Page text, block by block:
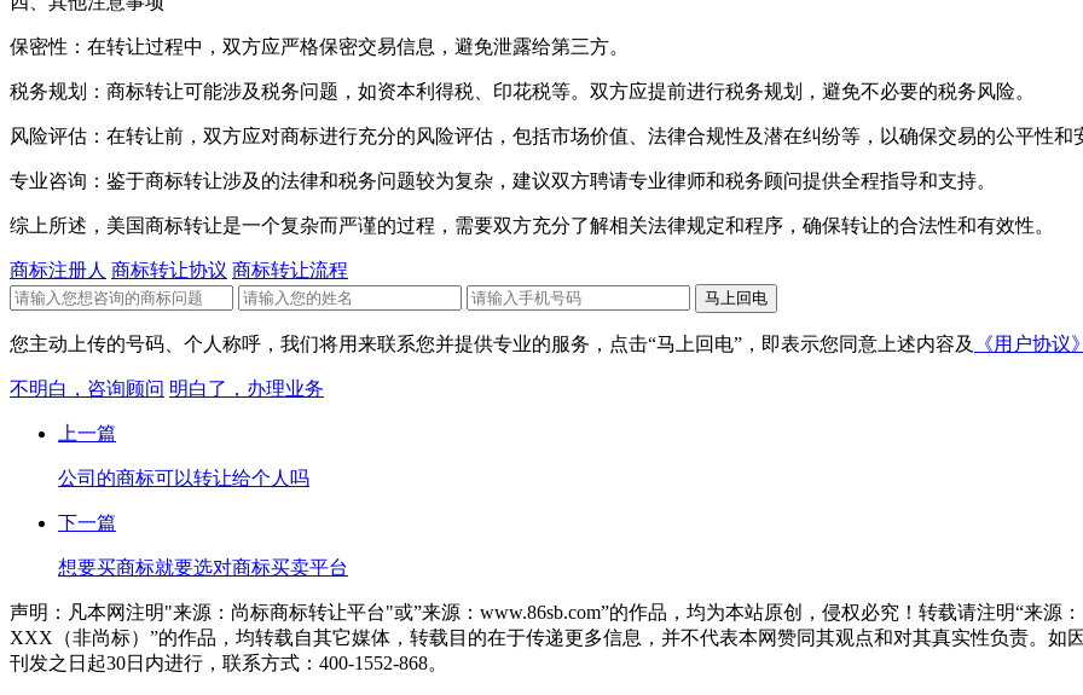
保密性：在转让过程中，双方应严格保密交易信息，避免泄露给第三方。
税务规划：商标转让可能涉及税务问题，如资本利得税、印花税等。双方应提前进行税务规划，避免不必要的税务风险。
风险评估：在转让前，双方应对商标进行充分的风险评估，包括市场价值、法律合规性及潜在纠纷等，以确保交易的公平性和
专业咨询：鉴于商标转让涉及的法律和税务问题较为复杂，建议双方聘请专业律师和税务顾问提供全程指导和支持。
综上所述，美国商标转让是一个复杂而严谨的过程，需要双方充分了解相关法律规定和程序，确保转让的合法性和有效性。
商标注册人 商标转让协议 商标转让流程
您主动上传的号码、个人称呼，我们将用来联系您并提供专业的服务，点击“马上回电”，即表示您同意上述内容及 《用户协议
不明白，咨询顾问 明白了，办理业务
上一篇
公司的商标可以转让给个人吗
下一篇
想要买商标就要选对商标买卖平台
声明：凡本网注明"来源：尚标商标转让平台"或”来源：www.86sb.com”的作品，均为本站原创，侵权必究！转载请注明“来源
XXX（非尚标）”的作品，均转载自其它媒体，转载目的在于传递更多信息，并不代表本网赞同其观点和对其真实性负责。
刊发之日起30日内进行，联系方式：400-1552-868。